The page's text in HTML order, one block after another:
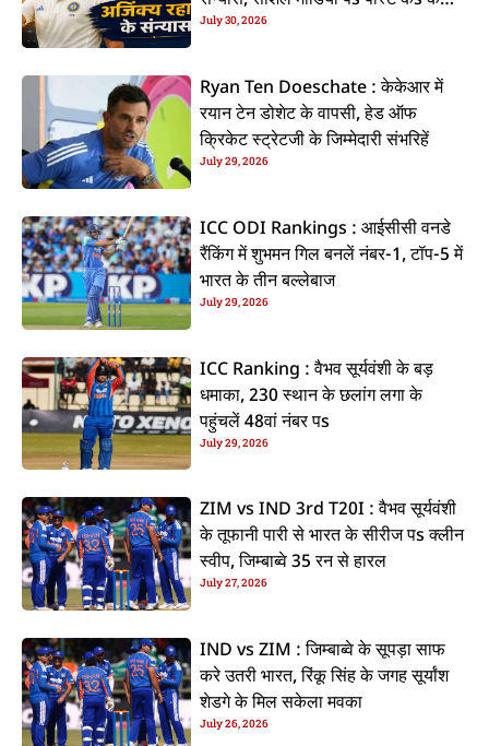
कइलें एलान
July 30, 2026
Ryan Ten Doeschate : केकेआर में
रयान टेन डोशेट के वापसी, हेड ऑफ
क्रिकेट स्ट्रेटजी के जिम्मेदारी संभरिहें
July 29, 2026
ICC ODI Rankings : आईसीसी वनडे
रैंकिंग में शुभमन गिल बनलें नंबर-1, टॉप-5 में
भारत के तीन बल्लेबाज
July 29, 2026
ICC Ranking : वैभव सूर्यवंशी के बड़
धमाका, 230 स्थान के छलांग लगा के
पहुंचलें 48वां नंबर पs
July 29, 2026
ZIM vs IND 3rd T20I : वैभव सूर्यवंशी
के तूफानी पारी से भारत के सीरीज पs क्लीन
स्वीप, जिम्बाब्वे 35 रन से हारल
July 27, 2026
IND vs ZIM : जिम्बाब्वे के सूपड़ा साफ
करे उतरी भारत, रिंकू सिंह के जगह सूर्यांश
शेडगे के मिल सकेला मवका
July 26, 2026